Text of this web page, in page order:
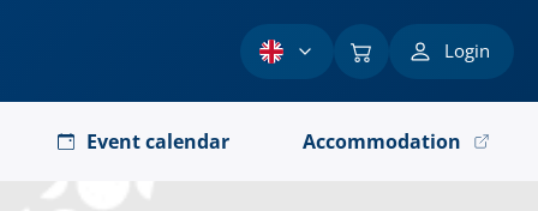
Login
Event calendar Accommodation